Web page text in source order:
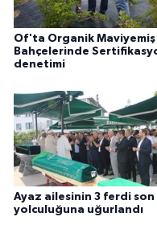
Of'ta Organik Maviyemiş
Bahçelerinde
denetimi
Ayaz ailesinin 3 ferdi son
yolculuğuna uğurlandı